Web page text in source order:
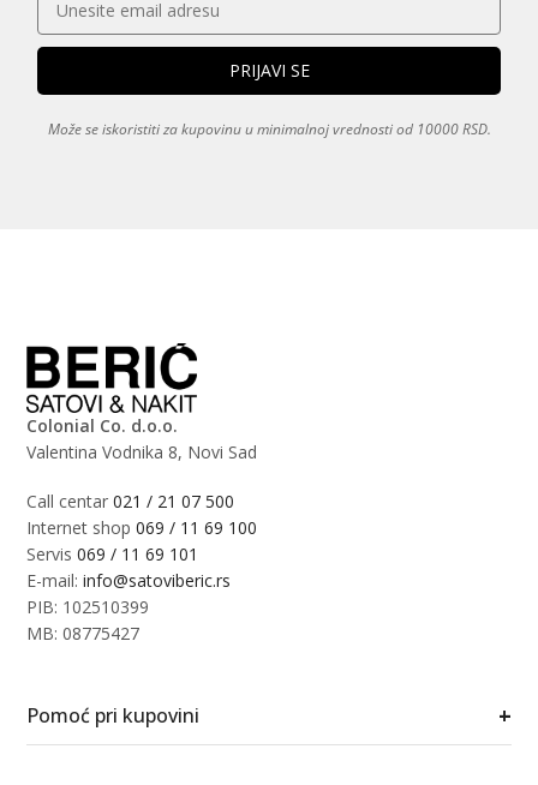
Može se iskoristiti za kupovinu u minimalnoj vrednosti od 10000 RSD.
Colonial Co. d.o.o.
Valentina Vodnika 8, Novi Sad
Call centar021 / 21 07 500
Internet shop069 / 11 69 100
Servis069 / 11 69 101
E-mail:info@satoviberic.rs
PIB: 102510399
MB: 08775427
Pomoć pri kupovini +